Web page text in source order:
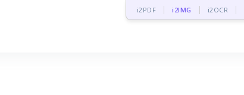
i2PDF i2IMG i2OCR